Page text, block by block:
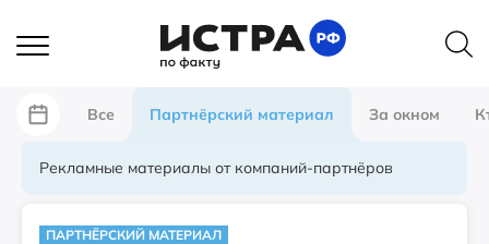
Все Партнёрский материал За окном
Рекламные материалы от компаний-партнёров
ПАРТНЁРСКИЙ МАТЕРИАЛ